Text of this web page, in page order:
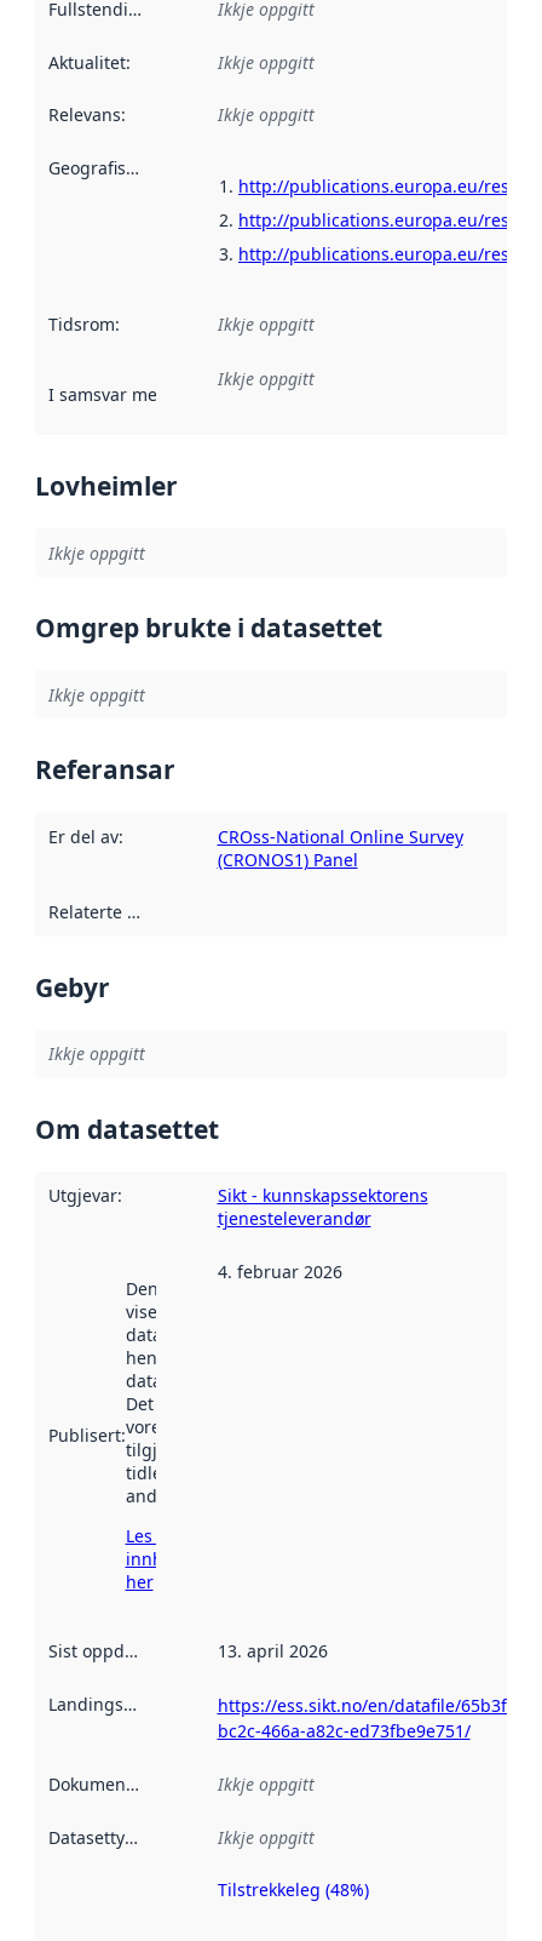
Fullstendigheit Ikkje oppgitt
Aktualitet: Ikkje oppgitt
Relevans: Ikkje oppgitt
Geografisk område
http://publications.europa.eu/
http://publications.europa.eu/
http://publications.europa.eu/
Tidsrom: Ikkje oppgitt
I samsvar med Referanse til ei implementeringsregel eller
Ikkje oppgitt
Lovheimler
Ikkje oppgitt
Omgrep brukte i datasettet
Ikkje oppgitt
Referansar
Er del av:
CROss-National Online Survey
(CRONOS1) Panel
Relaterte ressursar
Gebyr
Ikkje oppgitt
Om datasettet
Utgjevar:
Sikt - kunnskapssektorens
tjenesteleverandør
Publisert:
Denne datoen
viser når
datasettet vart
henta inn av
data.norge.no.
Det kan ha
vore
tilgjengeleg
tidlegare
andre stader.
Les meir om
innhenting
her
4. februar 2026
Sist oppdatert 13. april 2026
Landingsside
https://ess.sikt.no/en/datafile/65b3fc3d-
bc2c-466a-a82c-ed73fbe9e751/
Dokumentasjon Ikkje oppgitt
Datasettype Ikkje oppgitt
Metadatakvalitet
Tilstrekkeleg (48%)